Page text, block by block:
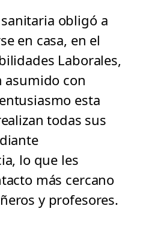
obligó a
en casa, en el
Laborales,
asumido con
esta
todas sus
lo que les
más cercano
y profesores.